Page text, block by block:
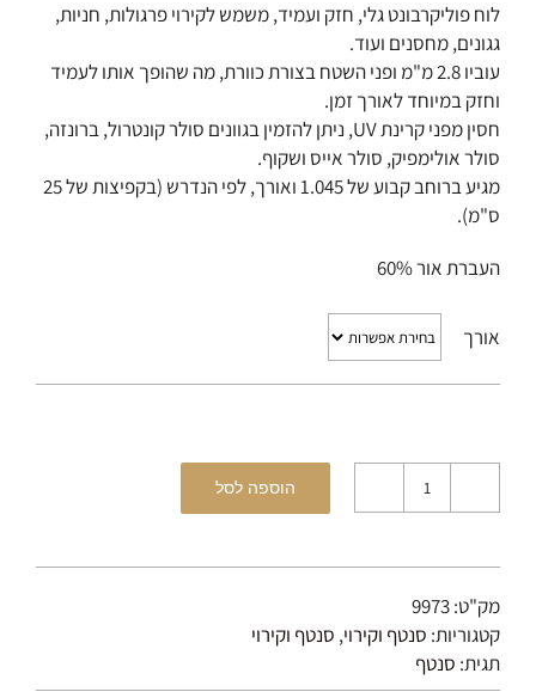
עד
לוח פוליקרבונט גלי, חזק ועמיד, משמש לקירוי פרגולות, חניות,
גגונים, מחסנים ועוד.
עוביו 2.8 מ"מ ופני השטח בצורת כוורת, מה שהופך אותו לעמיד
וחזק במיוחד לאורך זמן.
חסין מפני קרינת UV, ניתן להזמין בגוונים סולר קונטרול, ברונזה,
סולר אולימפיק, סולר אייס ושקוף.
מגיע ברוחב קבוע של 1.045 ואורך, לפי הנדרש (בקפיצות של 25
ס"מ).
העברת אור 60%
אורך
כמות
לייט
גריי
הוספה לסל
מק"ט:9973
קטגוריות: סנטף וקירוי, סנטף וקירוי
תגית: סנטף